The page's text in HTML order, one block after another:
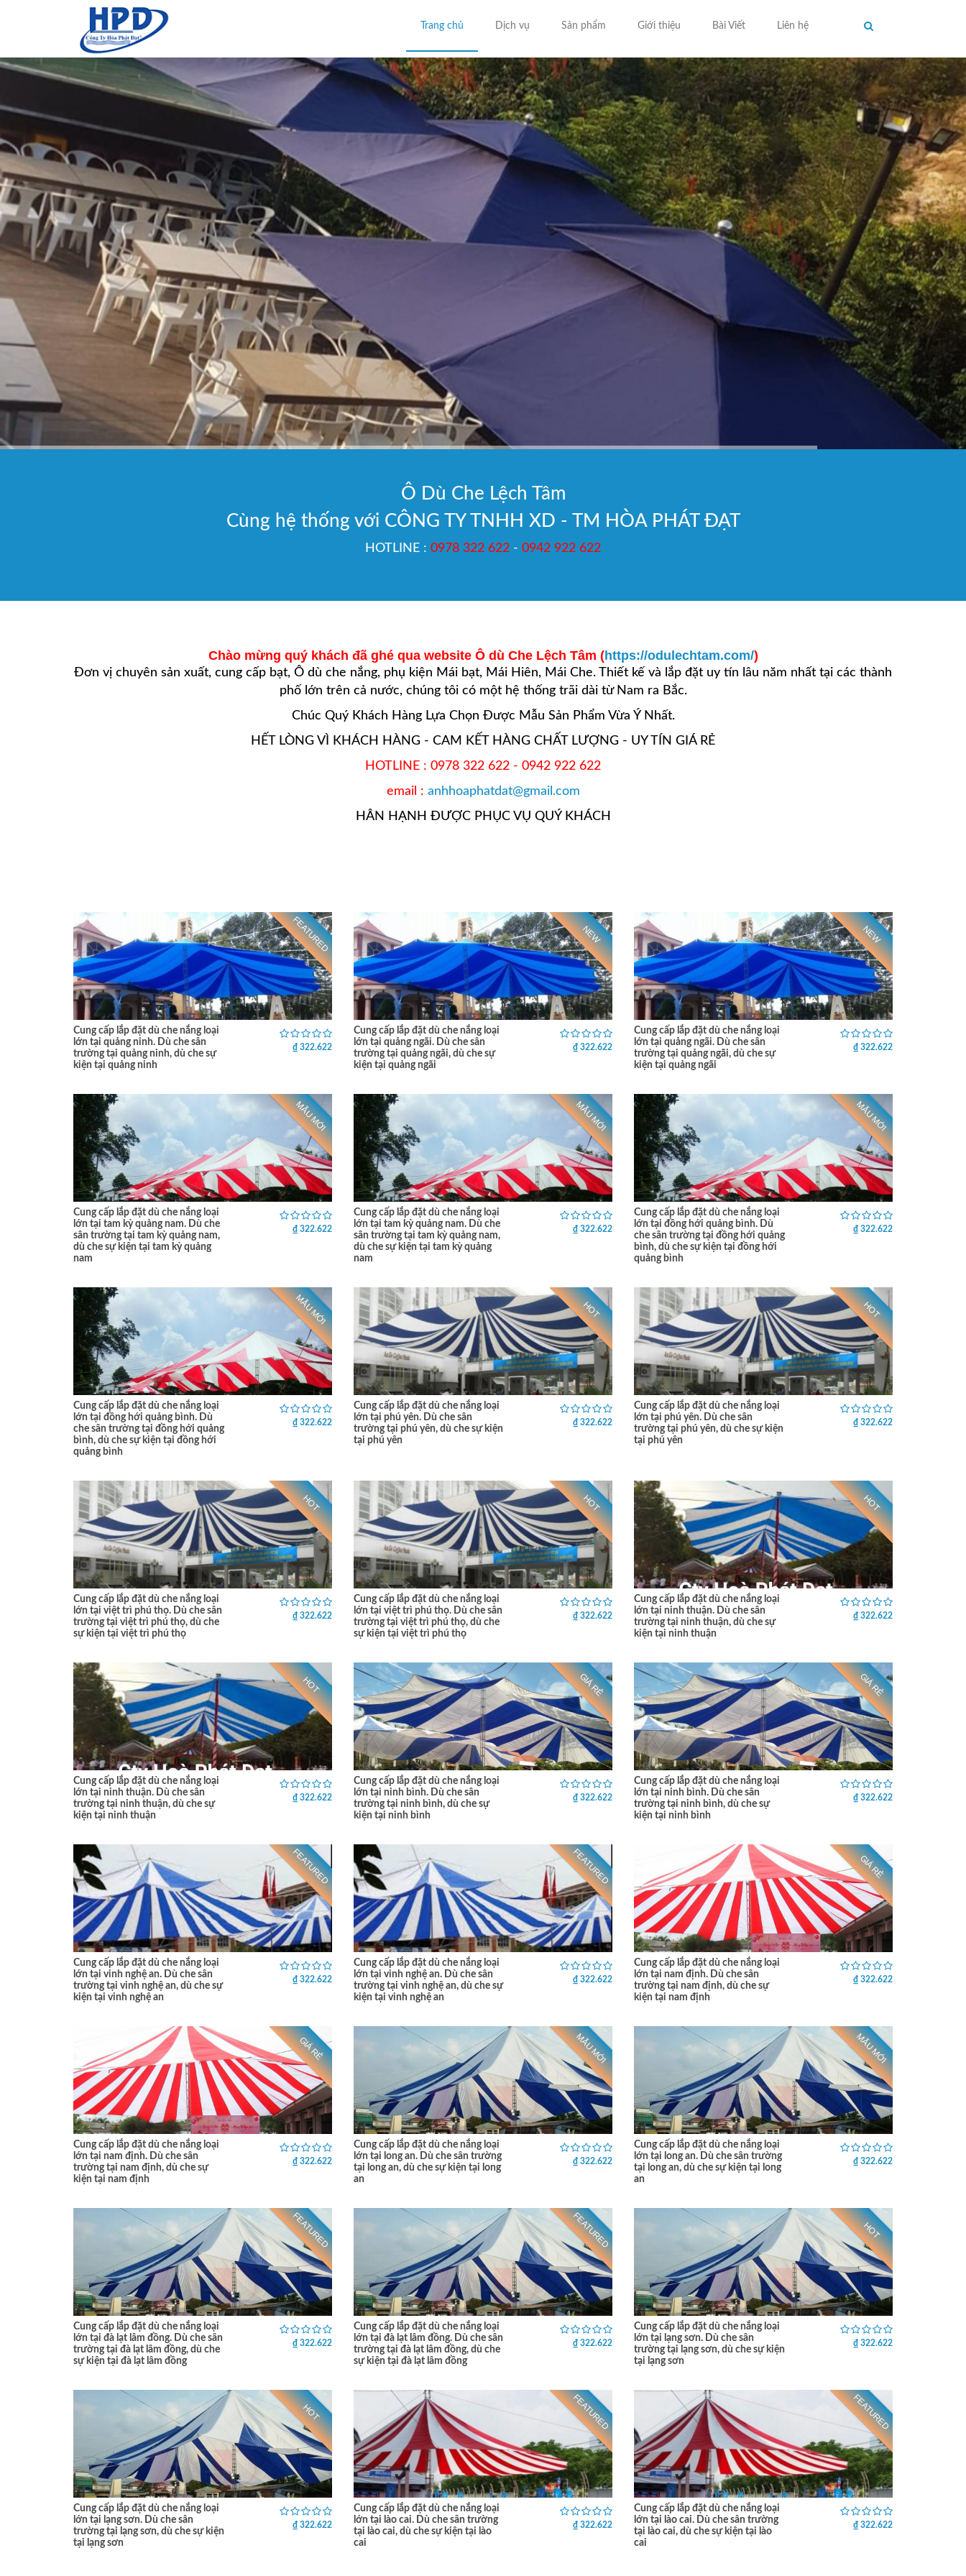
Trang chủ Dịch vụ Sản phẩm Giới thiệu Bài Viết Liên hệ
Ô Dù Che Lệch Tâm
Cùng hệ thống với CÔNG TY TNHH XD - TM HÒA PHÁT ĐẠT
HOTLINE : 0978 322 622 - 0942 922 622
Chào mừng quý khách đã ghé qua website Ô dù Che Lệch Tâm (https://odulechtam.com/)
Đơn vị chuyên sản xuất, cung cấp bạt, Ô dù che nắng, phụ kiện Mái bạt, Mái Hiên, Mái Che. Thiết kế và lắp đặt uy tín lâu năm nhất tại các thành
phố lớn trên cả nước, chúng tôi có một hệ thống trãi dài từ Nam ra Bắc.
Chúc Quý Khách Hàng Lựa Chọn Được Mẫu Sản Phẩm Vừa Ý Nhất.
HẾT LÒNG VÌ KHÁCH HÀNG - CAM KẾT HÀNG CHẤT LƯỢNG - UY TÍN GIÁ RẺ
HOTLINE : 0978 322 622 - 0942 922 622
email : anhhoaphatdat@gmail.com
HÂN HẠNH ĐƯỢC PHỤC VỤ QUÝ KHÁCH
FEATURED
Cung cấp lắp đặt dù che nắng loại
lớn tại quảng ninh. Dù che sân
trường tại quảng ninh, dù che sự
kiện tại quảng ninh
₫ 322.622
NEW
Cung cấp lắp đặt dù che nắng loại
lớn tại quảng ngãi. Dù che sân
trường tại quảng ngãi, dù che sự
kiện tại quảng ngãi
₫ 322.622
NEW
Cung cấp lắp đặt dù che nắng loại
lớn tại quảng ngãi. Dù che sân
trường tại quảng ngãi, dù che sự
kiện tại quảng ngãi
₫ 322.622
MẪU MỚI
Cung cấp lắp đặt dù che nắng loại
lớn tại tam kỳ quảng nam. Dù che
sân trường tại tam kỳ quảng nam,
dù che sự kiện tại tam kỳ quảng
nam
₫ 322.622
MẪU MỚI
Cung cấp lắp đặt dù che nắng loại
lớn tại tam kỳ quảng nam. Dù che
sân trường tại tam kỳ quảng nam,
dù che sự kiện tại tam kỳ quảng
nam
₫ 322.622
MẪU MỚI
Cung cấp lắp đặt dù che nắng loại
lớn tại đồng hới quảng bình. Dù
che sân trường tại đồng hới quảng
bình, dù che sự kiện tại đồng hới
quảng bình
₫ 322.622
MẪU MỚI
Cung cấp lắp đặt dù che nắng loại
lớn tại đồng hới quảng bình. Dù
che sân trường tại đồng hới quảng
bình, dù che sự kiện tại đồng hới
quảng bình
₫ 322.622
HOT
Cung cấp lắp đặt dù che nắng loại
lớn tại phú yên. Dù che sân
trường tại phú yên, dù che sự kiện
tại phú yên
₫ 322.622
HOT
Cung cấp lắp đặt dù che nắng loại
lớn tại phú yên. Dù che sân
trường tại phú yên, dù che sự kiện
tại phú yên
₫ 322.622
HOT
Cung cấp lắp đặt dù che nắng loại
lớn tại việt trì phú thọ. Dù che sân
trường tại việt trì phú thọ, dù che
sự kiện tại việt trì phú thọ
₫ 322.622
HOT
Cung cấp lắp đặt dù che nắng loại
lớn tại việt trì phú thọ. Dù che sân
trường tại việt trì phú thọ, dù che
sự kiện tại việt trì phú thọ
₫ 322.622
HOT
Cung cấp lắp đặt dù che nắng loại
lớn tại ninh thuận. Dù che sân
trường tại ninh thuận, dù che sự
kiện tại ninh thuận
₫ 322.622
HOT
Cung cấp lắp đặt dù che nắng loại
lớn tại ninh thuận. Dù che sân
trường tại ninh thuận, dù che sự
kiện tại ninh thuận
₫ 322.622
GIÁ RẺ
Cung cấp lắp đặt dù che nắng loại
lớn tại ninh bình. Dù che sân
trường tại ninh bình, dù che sự
kiện tại ninh bình
₫ 322.622
GIÁ RẺ
Cung cấp lắp đặt dù che nắng loại
lớn tại ninh bình. Dù che sân
trường tại ninh bình, dù che sự
kiện tại ninh bình
₫ 322.622
FEATURED
Cung cấp lắp đặt dù che nắng loại
lớn tại vinh nghệ an. Dù che sân
trường tại vinh nghệ an, dù che sự
kiện tại vinh nghệ an
₫ 322.622
FEATURED
Cung cấp lắp đặt dù che nắng loại
lớn tại vinh nghệ an. Dù che sân
trường tại vinh nghệ an, dù che sự
kiện tại vinh nghệ an
₫ 322.622
GIÁ RẺ
Cung cấp lắp đặt dù che nắng loại
lớn tại nam định. Dù che sân
trường tại nam định, dù che sự
kiện tại nam định
₫ 322.622
GIÁ RẺ
Cung cấp lắp đặt dù che nắng loại
lớn tại nam định. Dù che sân
trường tại nam định, dù che sự
kiện tại nam định
₫ 322.622
MẪU MỚI
Cung cấp lắp đặt dù che nắng loại
lớn tại long an. Dù che sân trường
tại long an, dù che sự kiện tại long
an
₫ 322.622
MẪU MỚI
Cung cấp lắp đặt dù che nắng loại
lớn tại long an. Dù che sân trường
tại long an, dù che sự kiện tại long
an
₫ 322.622
FEATURED
Cung cấp lắp đặt dù che nắng loại
lớn tại đà lạt lâm đồng. Dù che sân
trường tại đà lạt lâm đồng, dù che
sự kiện tại đà lạt lâm đồng
₫ 322.622
FEATURED
Cung cấp lắp đặt dù che nắng loại
lớn tại đà lạt lâm đồng. Dù che sân
trường tại đà lạt lâm đồng, dù che
sự kiện tại đà lạt lâm đồng
₫ 322.622
HOT
Cung cấp lắp đặt dù che nắng loại
lớn tại lạng sơn. Dù che sân
trường tại lạng sơn, dù che sự kiện
tại lạng sơn
₫ 322.622
HOT
Cung cấp lắp đặt dù che nắng loại
lớn tại lạng sơn. Dù che sân
trường tại lạng sơn, dù che sự kiện
tại lạng sơn
₫ 322.622
FEATURED
Cung cấp lắp đặt dù che nắng loại
lớn tại lào cai. Dù che sân trường
tại lào cai, dù che sự kiện tại lào
cai
₫ 322.622
FEATURED
Cung cấp lắp đặt dù che nắng loại
lớn tại lào cai. Dù che sân trường
tại lào cai, dù che sự kiện tại lào
cai
₫ 322.622